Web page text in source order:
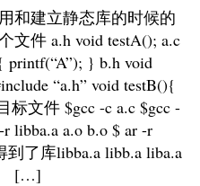
和建立静态库的时候的
文件 a.h void testA(); a.c
printf(“A”); } b.h void
“a.h” void testB(){
文件 $gcc -c a.c $gcc -
libba.a a.o b.o $ ar -r
到了库libba.a libb.a liba.a
[…]